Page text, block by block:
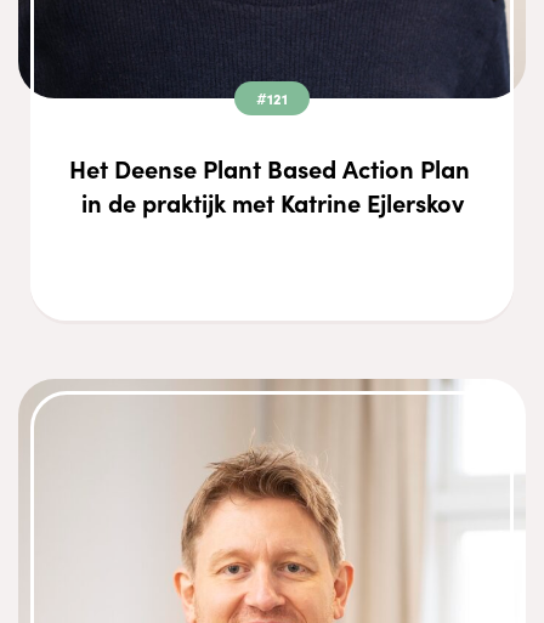
#121
Het Deense Plant Based Action Plan
in de praktijk met Katrine Ejlerskov